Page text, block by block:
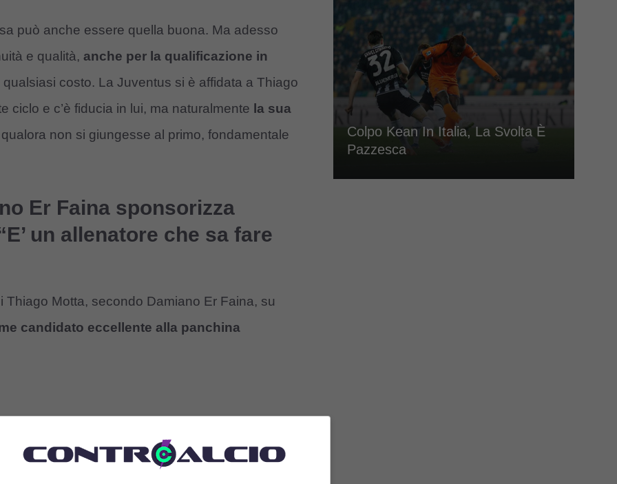
può anche essere quella buona. Ma adesso
e qualità, anche per la qualificazione in
costo. La Juventus si è affidata a Thiago
ciclo e c’è fiducia in lui, ma naturalmente la sua
qualora non si giungesse al primo, fondamentale
Er Faina sponsorizza
un allenatore che sa fare
Motta, secondo Damiano Er Faina, su
candidato eccellente alla panchina
– Ma la Juventus avrebbe bisogno di un
che sa fare tutto
. Alla Juventus, in questo
Colpo Kean In Italia, La Svolta È
Pazzesca